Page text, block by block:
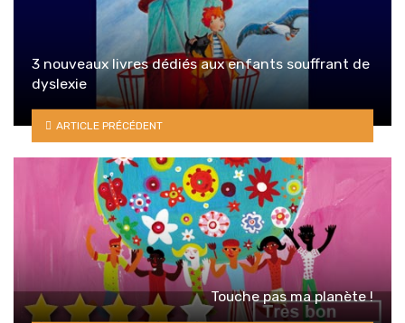
3 nouveaux livres dédiés aux enfants souffrant de
dyslexie
ARTICLE PRÉCÉDENT
Touche pas ma planète !